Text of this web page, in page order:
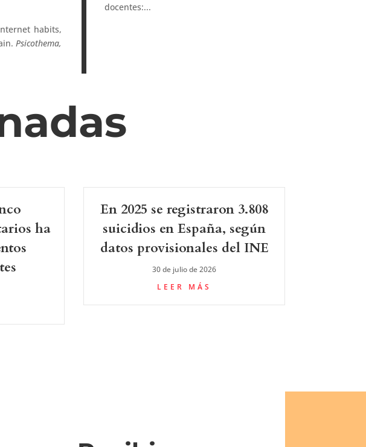
habits,
Psicothema,
docentes:...
ha
En 2025 se registraron 3.808
suicidios en España, según
datos provisionales del INE
30 de julio de 2026
LEER MÁS